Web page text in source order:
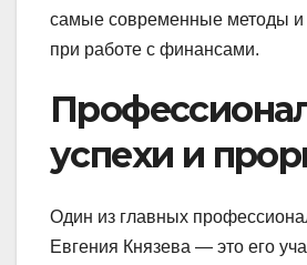
самые современные методы и
при работе с финансами.
успехи и
Один из главных
Евгения Князева — это его